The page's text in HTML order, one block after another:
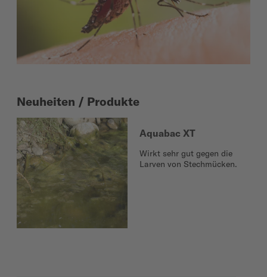
Neuheiten / Produkte
Aquabac XT
Wirkt sehr gut gegen die
Larven von Stechmücken.